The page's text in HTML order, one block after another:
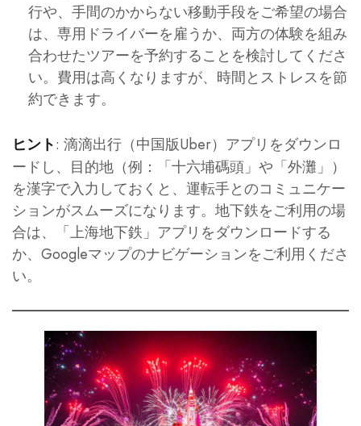
行や、手間のかからない移動手段をご希望の場合
は、専用ドライバーを雇うか、両方の体験を組み
合わせたツアーを予約することを検討してくださ
い。費用は高くなりますが、時間とストレスを節
約できます。
ヒント: 滴滴出行（中国版Uber）アプリをダウンロ
ードし、目的地（例：「十六埔碼頭」や「外灘」）
を漢字で入力しておくと、運転手とのコミュニケー
ションがスムーズになります。地下鉄をご利用の場
合は、「上海地下鉄」アプリをダウンロードする
か、Googleマップのナビゲーションをご利用くださ
い。